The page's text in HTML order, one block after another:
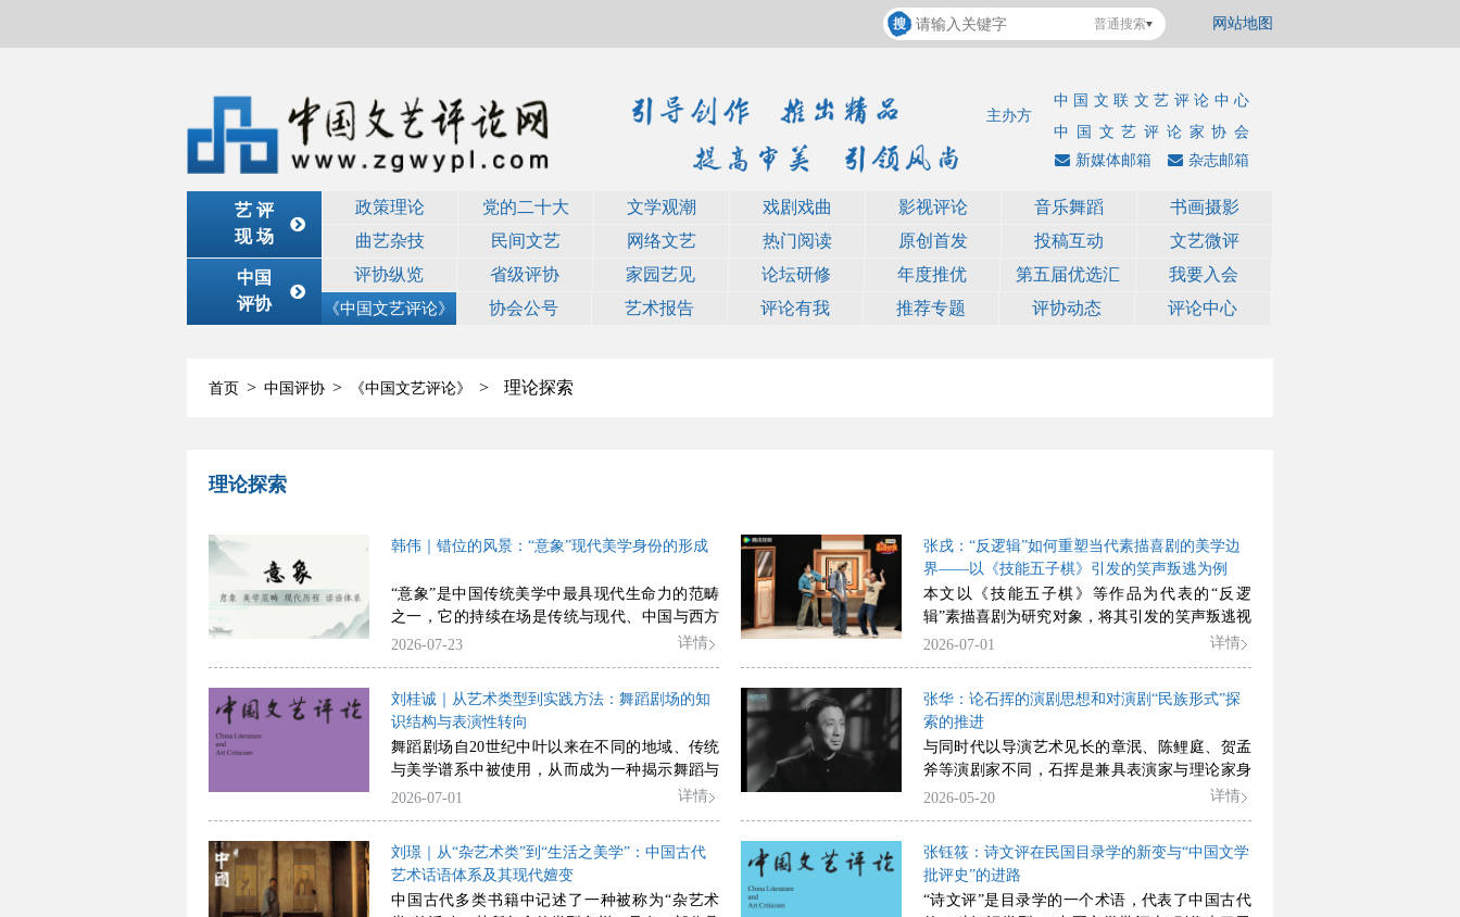
网站地图
普通搜索
中国文联文艺评论中心
中国文艺评论家协会
主办方
杂志邮箱
新媒体邮箱
艺 评
现 场
政策理论 党的二十大 文学观潮 戏剧戏曲 影视评论 音乐舞蹈
书画摄影
曲艺杂技
民间文艺 网络文艺 热门阅读 原创首发 投稿互动
文艺微评
中国
评协
评协纵览 省级评协 家园艺见 论坛研修 年度推优 第五届优选汇 我要入会
《中国文艺评论》 协会公号 艺术报告 评论有我 推荐专题 评协动态 评论中心
首页 > 中国评协 > 《中国文艺评论》 > 理论探索
理论探索
韩伟｜错位的风景：“意象”现代美学身份的形成
“意象”是中国传统美学中最具现代生命力的范畴
之一，它的持续在场是传统与现代、中国与西方
观念复杂碰撞的结果。20世纪初，“意象”以与哲
其形象性内涵获得凸显，与传统文化的对接成为
可能。除了经验论哲学以及现代心理学的推动之
外，意象现代化进程的另一推动力是文学实践，
现代作家对意象派的错位性借鉴，起到了滞留“意
象”之形的效果。这一过程，使得作为“艺术意
象”概称的image最初以“文学意象”的方式呈现在
学术视野和创作观念之中，并为后续“泛意象”的
出现提供了原始动力。从学科建构角度而言，“意
象”是现代美学学科的学术体系、话语体系建设的
副产品，中国现代美学从重视通用的西方美学范
2026-07-23 详情
张戌：“反逻辑”如何重塑当代素描喜剧的美学边
界——以《技能五子棋》引发的笑声叛逃为例
本文以《技能五子棋》等作品为代表的“反逻
辑”素描喜剧为研究对象，将其引发的笑声叛逃视
为一场先锋美学实践。区别于主流的社会学分
的系统性策略。通过文本细读，本文揭示了该策
略如何通过悬置叙事因果、去心化人物塑造以及
游戏化语言功能，将喜剧的重心从意义传达转向
形式展演。而这场叛逃的终点，一方面使得喜剧
创作实现从以意义承载为核心到形式本位的本体
转向，另一方面也使其陷入了先锋性被快速消费
的媒介悖论之中。从审美关系层面看，其重构了
审美契约，促使观众从寻求共同理解的阐释共同
体，转型为默许荒诞规则、共享在场狂欢的游戏
共同体。这场指向快乐的艺术实践是一场充满张
2026-07-01 详情
刘桂诚｜从艺术类型到实践方法：舞蹈剧场的知
识结构与表演性转向
舞蹈剧场自20世纪中叶以来在不同的地域、传统
与美学谱系中被使用，从而成为一种揭示舞蹈与
剧场互相渗透关系的关键概念。通过回溯舞蹈与
术的常规边界。然而，舞蹈剧场在当代理论化进
程中却被纳入剧场研究而非舞蹈研究，这一趋势
源自剧场本体论的开放性、表演研究的制度化力
2026-07-01 详情
张华：论石挥的演剧思想和对演剧“民族形式”探
索的推进
与同时代以导演艺术见长的章泯、陈鲤庭、贺孟
斧等演剧家不同，石挥是兼具表演家与理论家身
份的艺术探索者。他的贡献不仅体现在作为优秀
作中“人”的精神内核，深入探讨演剧中演员与观
众、演员与导演等关系，以及角色塑造中
的“型”与“性”问题；提出“向心表演”说、“齿轮演
2026-05-20 详情
刘璟｜从“杂艺术类”到“生活之美学”：中国古代
艺术话语体系及其现代嬗变
中国古代多类书籍中记述了一种被称为“杂艺术
张钰筱：诗文评在民国目录学的新变与“中国文学
批评史”的进路
“诗文评”是目录学的一个术语，代表了中国古代